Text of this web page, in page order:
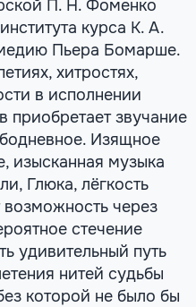
П. Н. Фоменко
курса К. А.
Пьера Бомарше.
хитростях,
в исполнении
звучание
Изящное
изысканная музыка
Глюка, лёгкость
через
стечение
удивительный путь
нитей судьбы
которой не было бы